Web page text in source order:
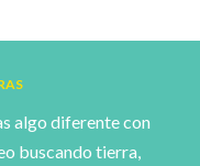
algo diferente con
buscando tierra,